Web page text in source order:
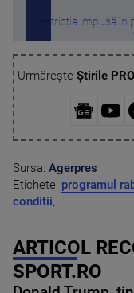
Restricția impusă în
Urmărește Știrile
Sursa: Agerpres
Etichete: programul
conditii,
ARTICOL
SPORT.RO